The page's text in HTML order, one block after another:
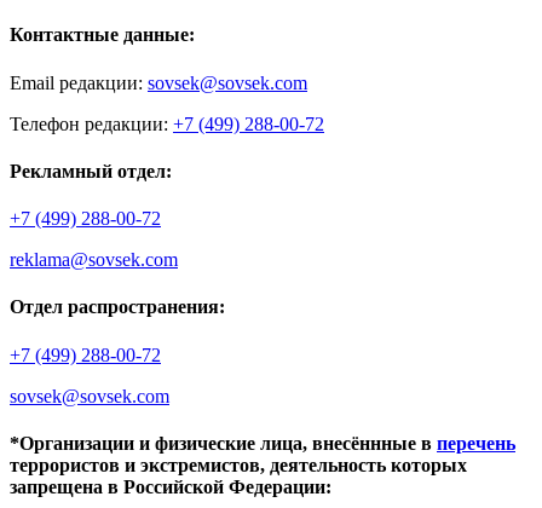
Контактные данные:
Email редакции: sovsek@sovsek.com
Телефон редакции: +7 (499) 288-00-72
Рекламный отдел:
+7 (499) 288-00-72
reklama@sovsek.com
Отдел распространения:
+7 (499) 288-00-72
sovsek@sovsek.com
*Организации и физические лица, внесённные в перечень
террористов и экстремистов, деятельность которых
запрещена в Российской Федерации: